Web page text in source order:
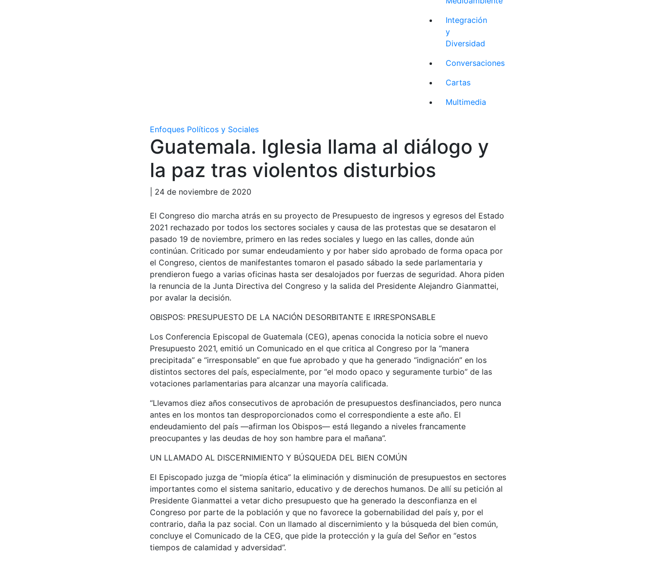
Integración
y
Diversidad
Conversaciones
Cartas
Multimedia
Enfoques Políticos y Sociales
Guatemala. Iglesia llama al diálogo y
la paz tras violentos disturbios
| 24 de noviembre de 2020
El Congreso dio marcha atrás en su proyecto de Presupuesto de ingresos y egresos del Estado
2021 rechazado por todos los sectores sociales y causa de las protestas que se desataron el
pasado 19 de noviembre, primero en las redes sociales y luego en las calles, donde aún
continúan. Criticado por sumar endeudamiento y por haber sido aprobado de forma opaca por
el Congreso, cientos de manifestantes tomaron el pasado sábado la sede parlamentaria y
prendieron fuego a varias oficinas hasta ser desalojados por fuerzas de seguridad. Ahora piden
la renuncia de la Junta Directiva del Congreso y la salida del Presidente Alejandro Gianmattei,
por avalar la decisión.
OBISPOS: PRESUPUESTO DE LA NACIÓN DESORBITANTE E IRRESPONSABLE
Los Conferencia Episcopal de Guatemala (CEG), apenas conocida la noticia sobre el nuevo
Presupuesto 2021, emitió un Comunicado en el que critica al Congreso por la “manera
precipitada” e “irresponsable” en que fue aprobado y que ha generado “indignación” en los
distintos sectores del país, especialmente, por “el modo opaco y seguramente turbio” de las
votaciones parlamentarias para alcanzar una mayoría calificada.
“Llevamos diez años consecutivos de aprobación de presupuestos desfinanciados, pero nunca
antes en los montos tan desproporcionados como el correspondiente a este año. El
endeudamiento del país —afirman los Obispos— está llegando a niveles francamente
preocupantes y las deudas de hoy son hambre para el mañana”.
UN LLAMADO AL DISCERNIMIENTO Y BÚSQUEDA DEL BIEN COMÚN
El Episcopado juzga de “miopía ética” la eliminación y disminución de presupuestos en sectores
importantes como el sistema sanitario, educativo y de derechos humanos. De allí su petición al
Presidente Gianmattei a vetar dicho presupuesto que ha generado la desconfianza en el
Congreso por parte de la población y que no favorece la gobernabilidad del país y, por el
contrario, daña la paz social. Con un llamado al discernimiento y la búsqueda del bien común,
concluye el Comunicado de la CEG, que pide la protección y la guía del Señor en “estos
tiempos de calamidad y adversidad”.